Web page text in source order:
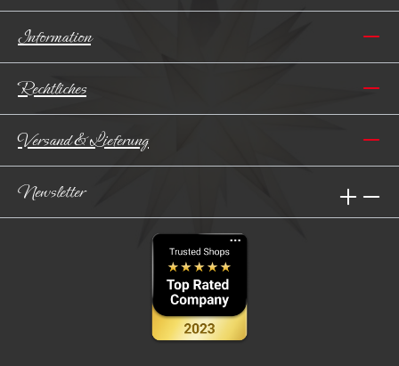
Information
Rechtliches
Versand & Lieferung
Newsletter